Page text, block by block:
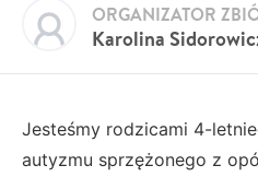
Karolina
ORGANIZATOR
Jesteśmy rodzicami 4-
autyzmu sprzężonego z